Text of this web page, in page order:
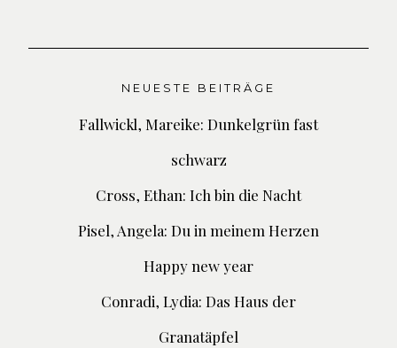
NEUESTE BEITRÄGE
Fallwickl, Mareike: Dunkelgrün fast
schwarz
Cross, Ethan: Ich bin die Nacht
Pisel, Angela: Du in meinem Herzen
Happy new year
Conradi, Lydia: Das Haus der
Granatäpfel